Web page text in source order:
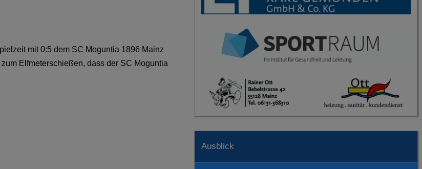
mit 0:5 dem SC Moguntia 1896 Mainz
Elfmeterschießen, dass der SC Moguntia
Ausblick